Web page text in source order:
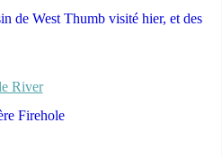
de West Thumb visité hier, et des
Firehole